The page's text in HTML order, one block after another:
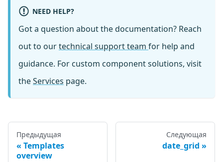
NEED HELP?
Got a question about the documentation? Reach
out to ourtechnical support team for help and
guidance. For custom component solutions, visit
theServices page.
Предыдущая
Templates
overview
Следующая
date_grid